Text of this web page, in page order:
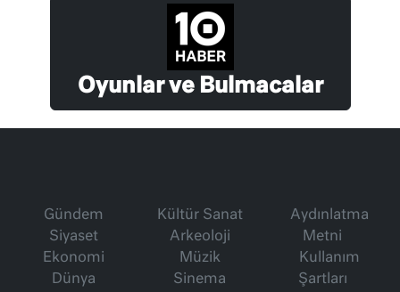
Oyunlar ve Bulmacalar
Gündem
Siyaset
Ekonomi
Dünya
Kültür Sanat
Arkeoloji
Müzik
Sinema
Aydınlatma
Metni
Kullanım
Şartları